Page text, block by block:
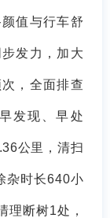
值与行车舒
发力，加大
，全面排查
发现、早处
公里，清扫
杂时长640小
理断树1处，